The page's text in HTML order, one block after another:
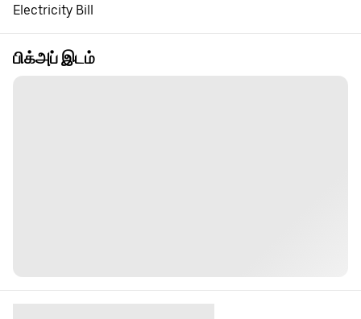
Electricity Bill
பிக்அப் இடம்